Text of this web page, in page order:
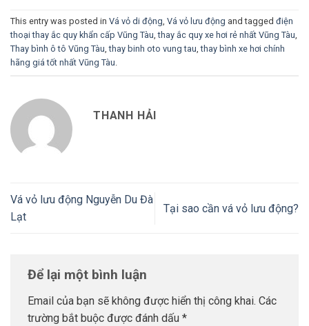
This entry was posted in Vá vỏ di động, Vá vỏ lưu động and tagged điện
thoại thay ắc quy khẩn cấp Vũng Tàu,thay ắc quy xe hơi rẻ nhất Vũng Tàu,
Thay bình ô tô Vũng Tàu,thay binh oto vung tau,thay bình xe hơi chính
hãng giá tốt nhất Vũng Tàu.
THANH HẢI
Vá vỏ lưu động Nguyễn Du Đà
Lạt
Tại sao cần vá vỏ lưu động?
Để lại một bình luận
Email của bạn sẽ không được hiển thị công khai. Các
trường bắt buộc được đánh dấu *